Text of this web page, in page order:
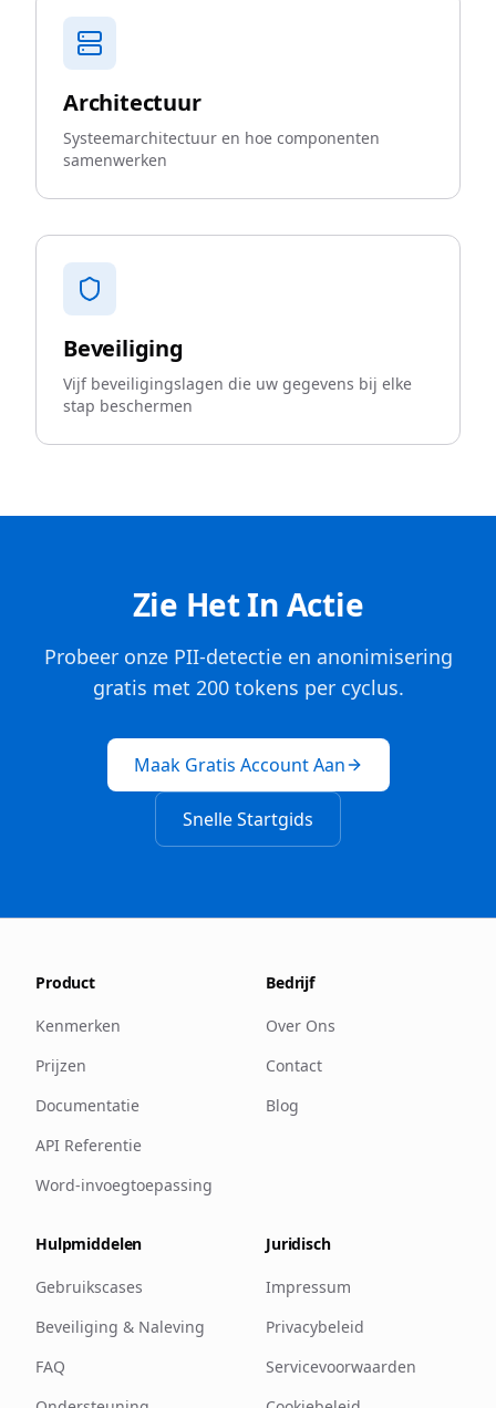
Architectuur
Systeemarchitectuur en hoe componenten
samenwerken
Beveiliging
Vijf beveiligingslagen die uw gegevens bij elke
stap beschermen
Zie Het In Actie
Probeer onze PII-detectie en anonimisering
gratis met 200 tokens per cyclus.
Maak Gratis Account Aan
Snelle Startgids
Product
Kenmerken
Prijzen
Documentatie
API Referentie
Word-invoegtoepassing
Bedrijf
Over Ons
Contact
Blog
Hulpmiddelen
Gebruikscases
Beveiliging & Naleving
FAQ
Juridisch
Impressum
Privacybeleid
Servicevoorwaarden